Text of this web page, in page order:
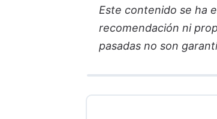
Este contenido se ha
recomendación ni
pasadas no son